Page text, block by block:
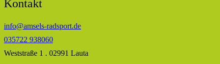
Kontakt
info@amsels-radsport.de
035722 938060
Weststraße 1 . 02991 Lauta